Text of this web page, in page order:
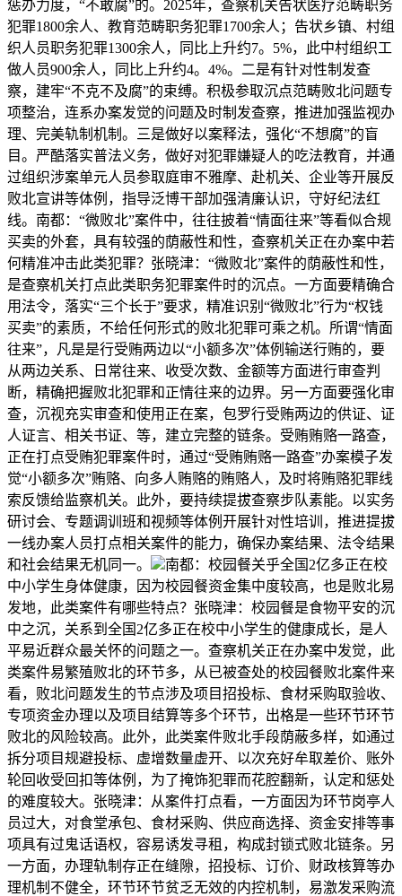
惩办力度，“不敢腐”的。2025年，查察机关告状医疗范畴职务
犯罪1800余人、教育范畴职务犯罪1700余人；告状乡镇、村组
织人员职务犯罪1300余人，同比上升约7。5%，此中村组织工
做人员900余人，同比上升约4。4%。二是有针对性制发查
察，建牢“不克不及腐”的束缚。积极参取沉点范畴败北问题专
项整治，连系办案发觉的问题及时制发查察，推进加强监视办
理、完美轨制机制。三是做好以案释法，强化“不想腐”的盲
目。严酷落实普法义务，做好对犯罪嫌疑人的吃法教育，并通
过组织涉案单元人员参取庭审不雅摩、赴机关、企业等开展反
败北宣讲等体例，指导泛博干部加强清廉认识，守好纪法红
线。南都：“微败北”案件中，往往披着“情面往来”等看似合规
买卖的外套，具有较强的荫蔽性和性，查察机关正在办案中若
何精准冲击此类犯罪？张晓津：“微败北”案件的荫蔽性和性，
是查察机关打点此类职务犯罪案件时的沉点。一方面要精确合
用法令，落实“三个长于”要求，精准识别“微败北”行为“权钱
买卖”的素质，不给任何形式的败北犯罪可乘之机。所谓“情面
往来”，凡是是行受贿两边以“小额多次”体例输送行贿的，要
从两边关系、日常往来、收受次数、金额等方面进行审查判
断，精确把握败北犯罪和正情往来的边界。另一方面要强化审
查，沉视充实审查和使用正在案，包罗行受贿两边的供证、证
人证言、相关书证、等，建立完整的链条。受贿贿赂一路查，
正在打点受贿犯罪案件时，通过“受贿贿赂一路查”办案模子发
觉“小额多次”贿赂、向多人贿赂的贿赂人，及时将贿赂犯罪线
索反馈给监察机关。此外，要持续提拔查察步队素能。以实务
研讨会、专题调训班和视频等体例开展针对性培训，推进提拔
一线办案人员打点相关案件的能力，确保办案结果、法令结果
和社会结果无机同一。
南都：校园餐关乎全国2亿多正在校
中小学生身体健康，因为校园餐资金集中度较高，也是败北易
发地，此类案件有哪些特点？张晓津：校园餐是食物平安的沉
中之沉，关系到全国2亿多正在校中小学生的健康成长，是人
平易近群众最关怀的问题之一。查察机关正在办案中发觉，此
类案件易繁殖败北的环节多，从已被查处的校园餐败北案件来
看，败北问题发生的节点涉及项目招投标、食材采购取验收、
专项资金办理以及项目结算等多个环节，出格是一些环节环节
败北的风险较高。此外，此类案件败北手段荫蔽多样，如通过
拆分项目规避投标、虚增数量虚开、以次充好牟取差价、账外
轮回收受回扣等体例，为了掩饰犯罪而花腔翻新，认定和惩处
的难度较大。张晓津：从案件打点看，一方面因为环节岗亭人
员过大，对食堂承包、食材采购、供应商选择、资金安排等事
项具有过鬼话语权，容易诱发寻租，构成封锁式败北链条。另
一方面，办理轨制存正在缝隙，招投标、订价、财政核算等办
理机制不健全，环节环节贫乏无效的内控机制，易激发采购流